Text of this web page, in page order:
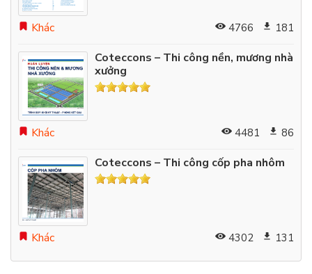
Khác 4766 181
Coteccons – Thi công nền, mương nhà
xưởng
Khác 4481 86
Coteccons – Thi công cốp pha nhôm
Khác 4302 131